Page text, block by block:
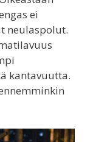
ei
neulaspolut.
kantavuutta.